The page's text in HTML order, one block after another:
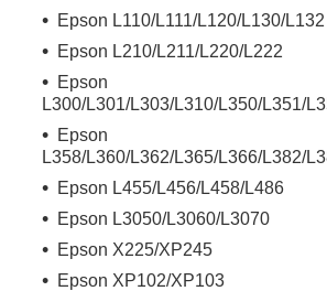
Epson L110/L111/L120/L130/L132
Epson L210/L211/L220/L222
Epson
L300/L301/L303/L310/L350/L351/
Epson
L358/L360/L362/L365/L366/L382/
Epson L455/L456/L458/L486
Epson L3050/L3060/L3070
Epson X225/XP245
Epson XP102/XP103